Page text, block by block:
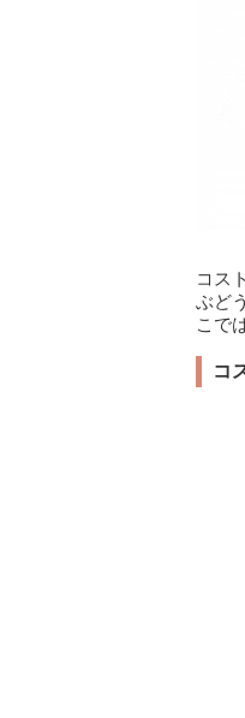
コス
ぶど
こで
コ